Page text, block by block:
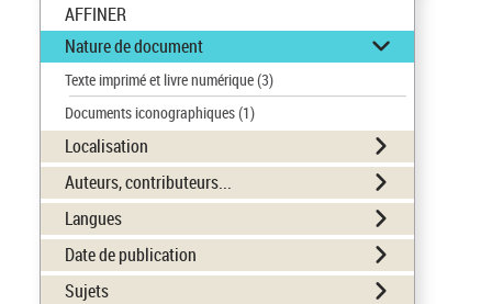
AFFINER
Nature de document
Texte imprimé et livre numérique(3)
Documents iconographiques(1)
Localisation
Auteurs, contributeurs...
Langues
Date de publication
Sujets